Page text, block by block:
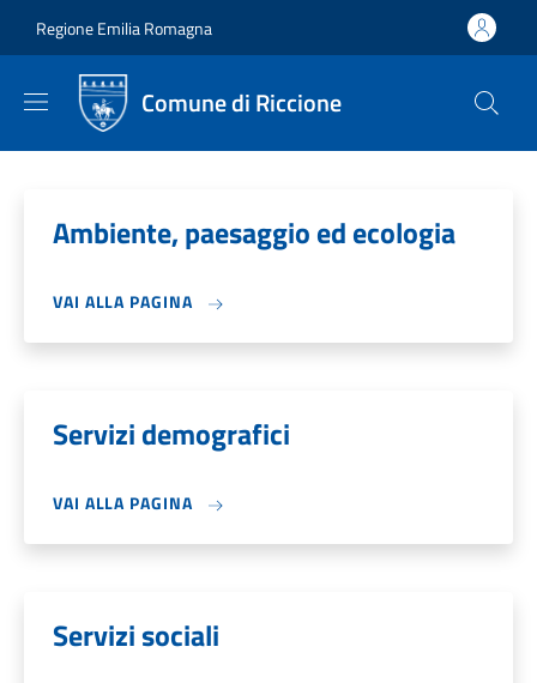
Regione Emilia Romagna
Comune di Riccione
Ambiente, paesaggio ed ecologia
VAI ALLA PAGINA
Servizi demografici
VAI ALLA PAGINA
Servizi sociali